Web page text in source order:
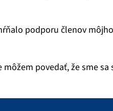
podporu členov
povedať, že sme